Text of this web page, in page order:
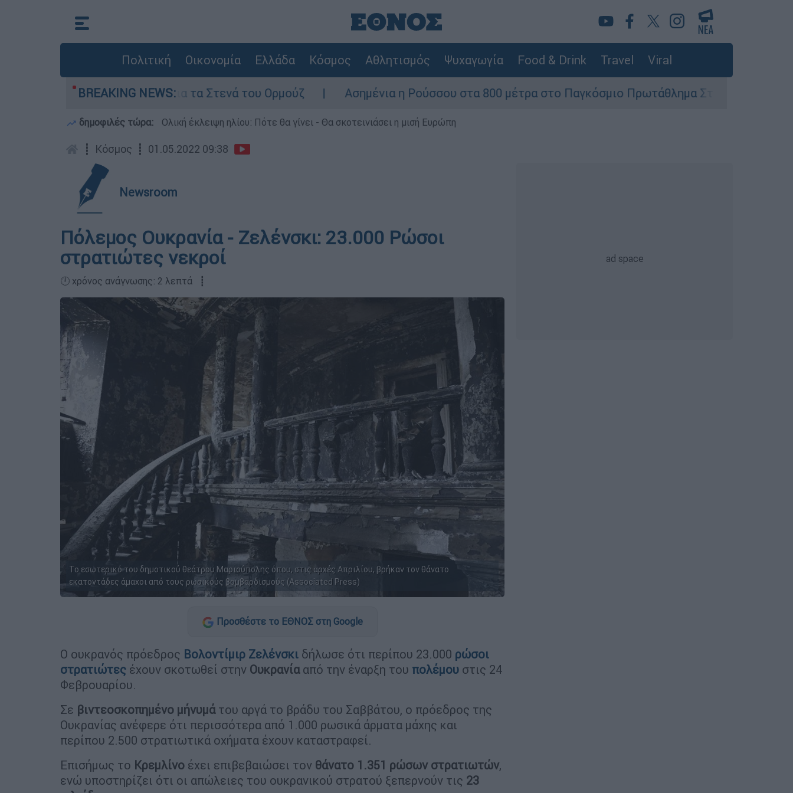
Πολιτική Οικονομία Ελλάδα Κόσμος Αθλητισμός Ψυχαγωγία Food & Drink Travel Viral
BREAKING NEWS:
της Τεχεράνης για τα Στενά του Ορμούζ Ασημένια η Ρούσσου στα 800 μέτρα στο Παγκόσμιο Πρωτάθλημα Στίβου Κ20
δημοφιλές τώρα: Ολική έκλειψη ηλίου: Πότε θα γίνει - Θα σκοτεινιάσει η μισή Ευρώπη
┋ Κόσμος ┋ 01.05.2022 09:38
Newsroom
Πόλεμος Ουκρανία - Ζελένσκι: 23.000 Ρώσοι
στρατιώτες νεκροί
🕛 χρόνος ανάγνωσης: 2 λεπτά ┋
Το εσωτερικό του δημοτικού θεάτρου Μαριούπολης όπου, στις αρχές Απριλίου, βρήκαν τον θάνατο
εκατοντάδες άμαχοι από τους ρωσικούς βομβαρδισμούς (Associated Press)
Προσθέστε το ΕΘΝΟΣ στη Google
Ο ουκρανός πρόεδρος Βολοντίμιρ Ζελένσκι δήλωσε ότι περίπου 23.000 ρώσοι
στρατιώτες έχουν σκοτωθεί στην Ουκρανίααπό την έναρξη του πολέμου στις 24
Φεβρουαρίου.
Σε βιντεοσκοπημένο μήνυμάτου αργά το βράδυ του Σαββάτου, ο πρόεδρος της
Ουκρανίας ανέφερε ότι περισσότερα από 1.000 ρωσικά άρματα μάχης και
περίπου 2.500 στρατιωτικά οχήματα έχουν καταστραφεί.
Επισήμως το Κρεμλίνο έχει επιβεβαιώσει τον θάνατο 1.351 ρώσων στρατιωτών,
ενώ υποστηρίζει ότι οι απώλειες του ουκρανικού στρατού ξεπερνούν τις 23